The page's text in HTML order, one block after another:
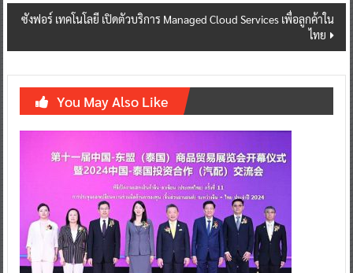
ซังฟอร์ เทคโนโลยี เปิดตัวบริการ Managed Cloud Services เพื่อลูกค้าใน
ไทย
You May Also Like